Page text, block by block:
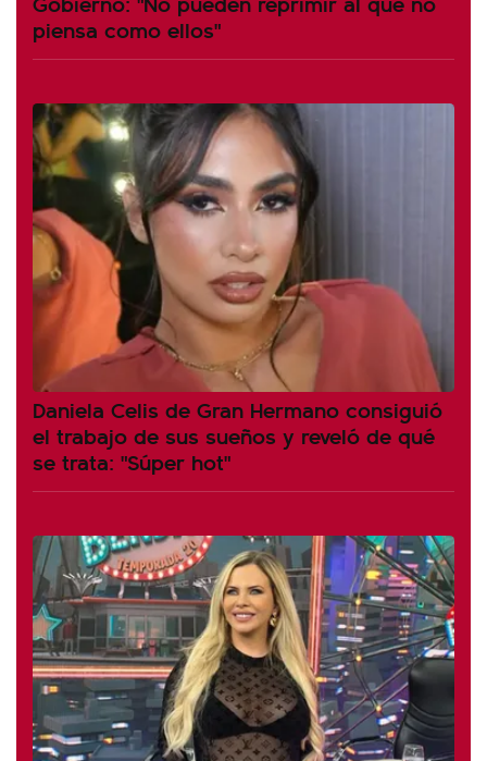
piensa como ellos"
Daniela Celis de Gran Hermano consiguió
el trabajo de sus sueños y reveló de qué
se trata: "Súper hot"